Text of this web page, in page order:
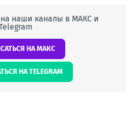
наши каналы в МАКС и
НА МАКС
НА TELEGRAM